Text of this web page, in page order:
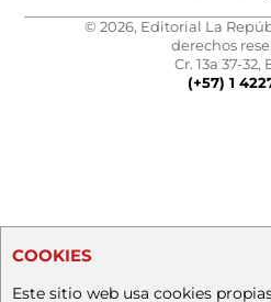
© 2026, Editorial La
derechos
Cr. 13a 37-32,
(+57) 1
COOKIES
Este sitio web usa cookies